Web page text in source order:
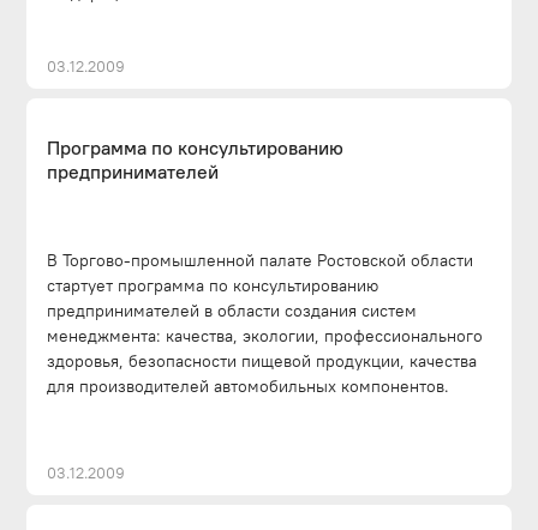
03.12.2009
Программа по консультированию
предпринимателей
В Торгово-промышленной палате Ростовской области
стартует программа по консультированию
предпринимателей в области создания систем
менеджмента: качества, экологии, профессионального
здоровья, безопасности пищевой продукции, качества
для производителей автомобильных компонентов.
03.12.2009